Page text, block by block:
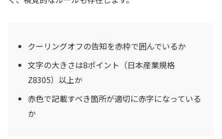
クーリングオフの告知を赤枠で囲んでいるか
文字の大きさは8ポイント（日本産業規格
Z8305）以上か
赤色で記載すべき箇所が適切に赤字になっている
か